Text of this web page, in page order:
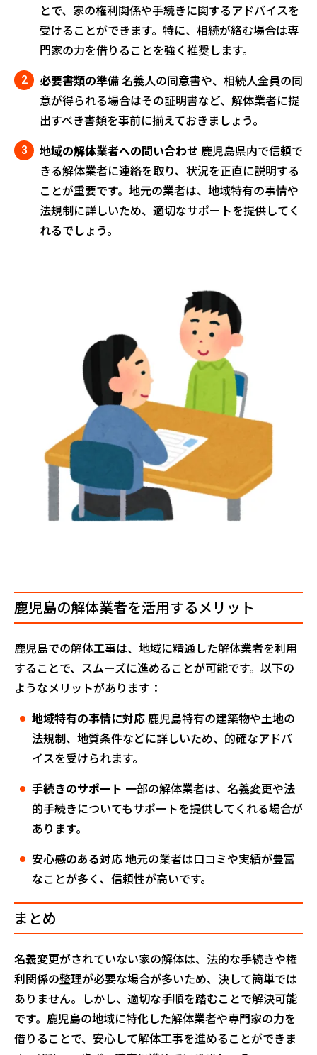
とで、家の権利関係や手続きに関するアドバイスを
受けることができます。特に、相続が絡む場合は専
門家の力を借りることを強く推奨します。
必要書類の準備名義人の同意書や、相続人全員の同
意が得られる場合はその証明書など、解体業者に提
出すべき書類を事前に揃えておきましょう。
地域の解体業者への問い合わせ 鹿児島県内で信頼で
きる解体業者に連絡を取り、状況を正直に説明する
ことが重要です。地元の業者は、地域特有の事情や
法規制に詳しいため、適切なサポートを提供してく
れるでしょう。
鹿児島の解体業者を活用するメリット
鹿児島での解体工事は、地域に精通した解体業者を利用
することで、スムーズに進めることが可能です。以下の
ようなメリットがあります：
地域特有の事情に対応 鹿児島特有の建築物や土地の
法規制、地質条件などに詳しいため、的確なアドバ
イスを受けられます。
手続きのサポート 一部の解体業者は、名義変更や法
的手続きについてもサポートを提供してくれる場合が
あります。
安心感のある対応地元の業者は口コミや実績が豊富
なことが多く、信頼性が高いです。
まとめ
名義変更がされていない家の解体は、法的な手続きや権
利関係の整理が必要な場合が多いため、決して簡単では
ありません。しかし、適切な手順を踏むことで解決可能
です。鹿児島の地域に特化した解体業者や専門家の力を
借りることで、安心して解体工事を進めることができま